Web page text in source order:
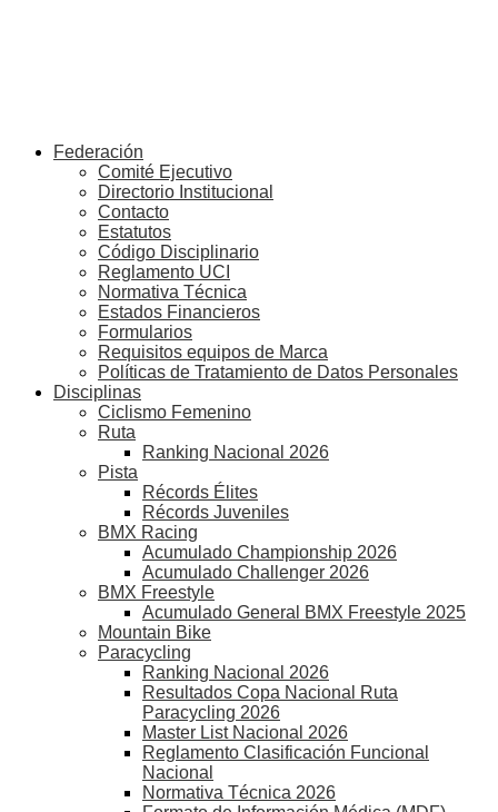
Federación
Comité Ejecutivo
Directorio Institucional
Contacto
Estatutos
Código Disciplinario
Reglamento UCI
Normativa Técnica
Estados Financieros
Formularios
Requisitos equipos de Marca
Políticas de Tratamiento de Datos Personales
Disciplinas
Ciclismo Femenino
Ruta
Ranking Nacional 2026
Pista
Récords Élites
Récords Juveniles
BMX Racing
Acumulado Championship 2026
Acumulado Challenger 2026
BMX Freestyle
Acumulado General BMX Freestyle 2025
Mountain Bike
Paracycling
Ranking Nacional 2026
Resultados Copa Nacional Ruta
Paracycling 2026
Master List Nacional 2026
Reglamento Clasificación Funcional
Nacional
Normativa Técnica 2026